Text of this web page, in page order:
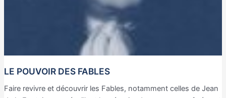
LE POUVOIR DES FABLES
Faire revivre et découvrir les Fables, notamment celles de Jean